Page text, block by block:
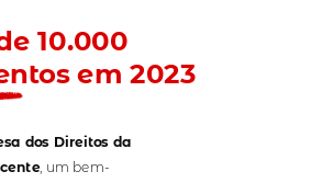
10.000
em 2023
dos Direitos da
, um bem-